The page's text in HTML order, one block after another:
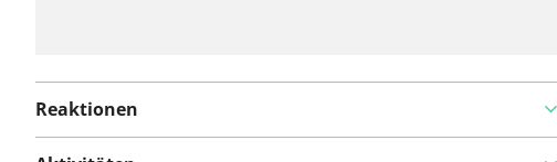
Reaktionen